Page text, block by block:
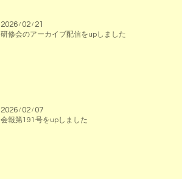
2026 / 02 / 21
研修会のアーカイブ配信をupしました
2026 / 02 / 07
会報第191号をupしました